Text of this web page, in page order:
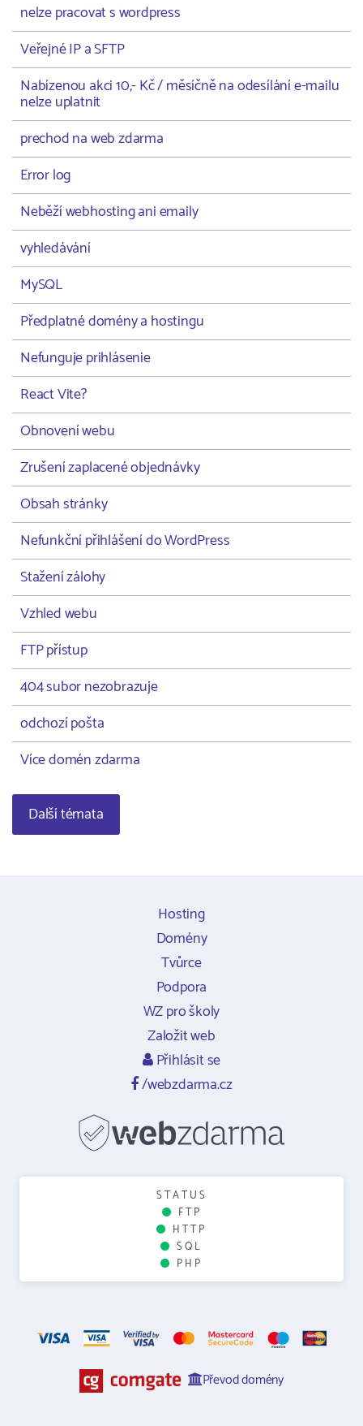
nelze pracovat s wordpress
Veřejné IP a SFTP
Nabízenou akci 10,- Kč / měsíčně na odesílání e-mailu
nelze uplatnit
prechod na web zdarma
Error log
Neběží webhosting ani emaily
vyhledávání
MySQL
Předplatné domény a hostingu
Nefunguje prihlásenie
React Vite?
Obnovení webu
Zrušení zaplacené objednávky
Obsah stránky
Nefunkční přihlášení do WordPress
Stažení zálohy
Vzhled webu
FTP přístup
404 subor nezobrazuje
odchozí pošta
Více domén zdarma
Další témata
Hosting
Domény
Tvůrce
Podpora
WZ pro školy
Založit web
Přihlásit se
/webzdarma.cz
STATUS
FTP
HTTP
SQL
PHP
Převod domény